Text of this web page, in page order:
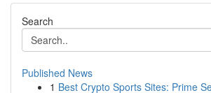
Search
Published News
1 Best Crypto Sports Sites: Prime